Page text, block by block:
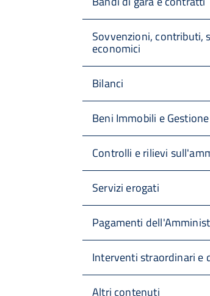
Sovvenzioni, contributi,
economici
Bilanci
Beni Immobili e
Controlli e rilievi
Servizi erogati
Pagamenti
Interventi straordinari e
Altri contenuti